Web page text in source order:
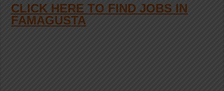
CLICK HERE TO FIND JOBS IN
FAMAGUSTA